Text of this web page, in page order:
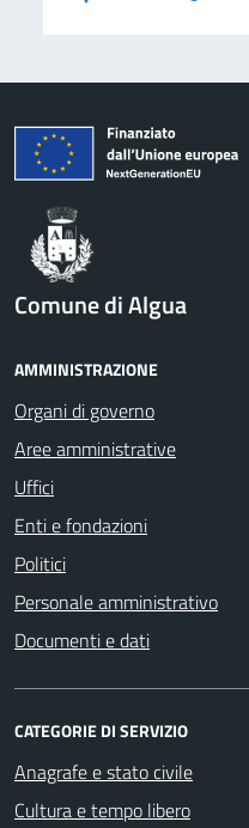
Comune di Algua
AMMINISTRAZIONE
Organi di governo
Aree amministrative
Uffici
Enti e fondazioni
Politici
Personale amministrativo
Documenti e dati
CATEGORIE DI SERVIZIO
Anagrafe e stato civile
Cultura e tempo libero